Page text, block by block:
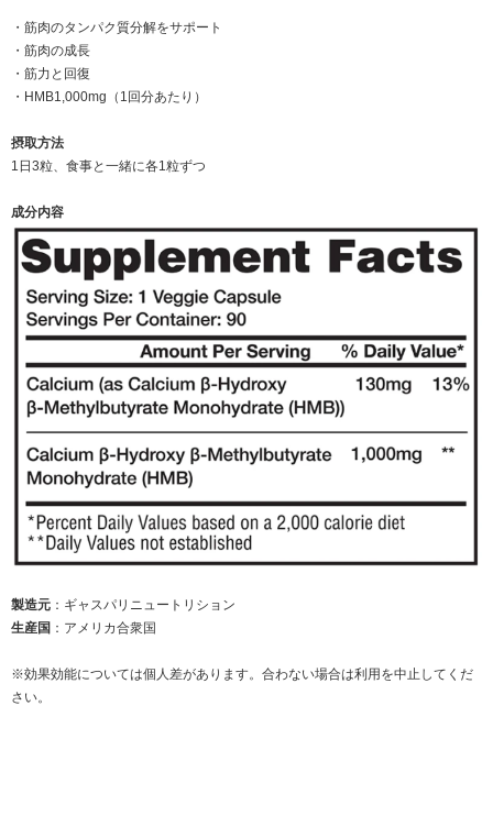
・筋肉のタンパク質分解をサポート
・筋肉の成長
・筋力と回復
・HMB1,000mg（1回分あたり）
摂取方法
1日3粒、食事と一緒に各1粒ずつ
成分内容
製造元 ：ギャスパリニュートリション
生産国 ：アメリカ合衆国
※効果効能については個人差があります。合わない場合は利用を中止してくだ
さい。